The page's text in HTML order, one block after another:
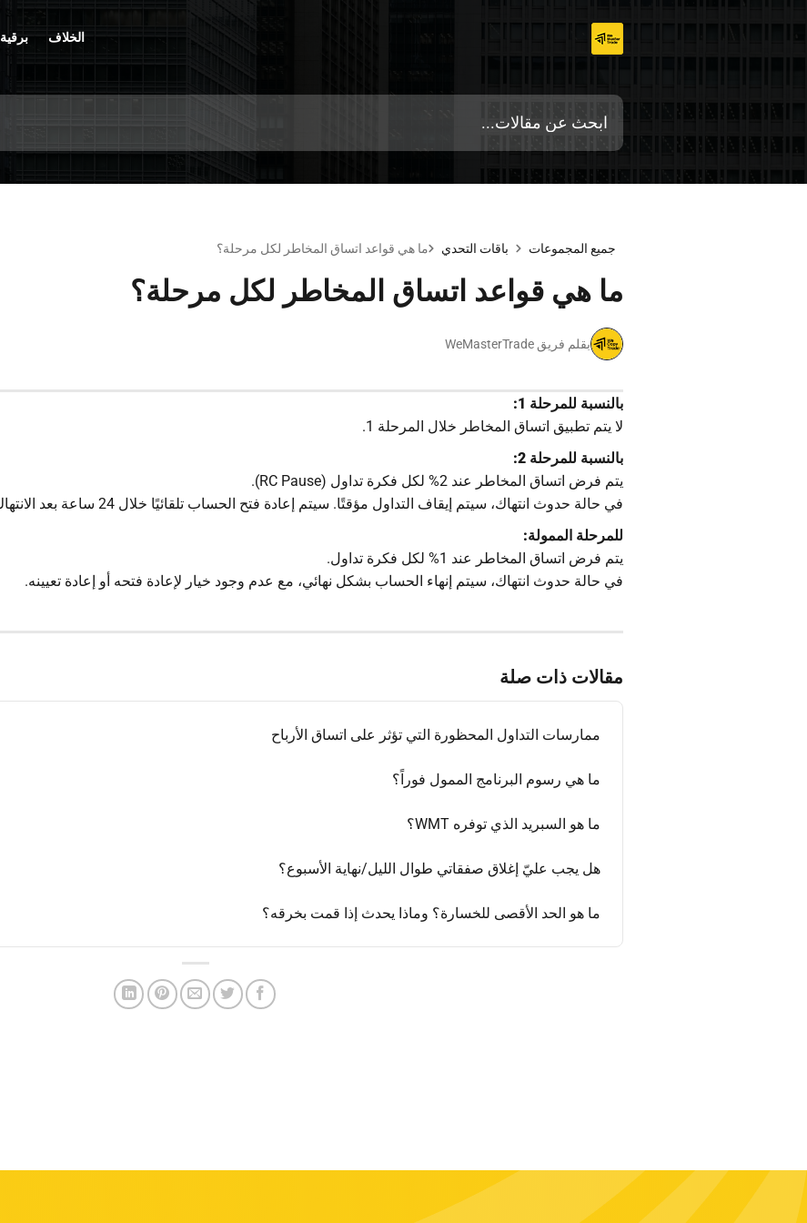
الخلاف برقية
جميع المجموعات باقات التحدي ما هي قواعد اتساق المخاطر لكل مرحلة؟
ما هي قواعد اتساق المخاطر لكل مرحلة؟
بقلم فريق WeMasterTrade
بالنسبة للمرحلة 1:
لا يتم تطبيق اتساق المخاطر خلال المرحلة 1.
بالنسبة للمرحلة 2:
يتم فرض اتساق المخاطر عند 2% لكل فكرة تداول (RC Pause).
في حالة حدوث انتهاك، سيتم إيقاف التداول مؤقتًا. سيتم إعادة فتح الحساب تلقائيًا خلال 24 ساعة بعد الانتهاك.
للمرحلة الممولة:
يتم فرض اتساق المخاطر عند 1% لكل فكرة تداول.
في حالة حدوث انتهاك، سيتم إنهاء الحساب بشكل نهائي، مع عدم وجود خيار لإعادة فتحه أو إعادة تعيينه.
مقالات ذات صلة
ممارسات التداول المحظورة التي تؤثر على اتساق الأرباح
ما هي رسوم البرنامج الممول فوراً؟
ما هو السبريد الذي توفره WMT؟
هل يجب عليّ إغلاق صفقاتي طوال الليل/نهاية الأسبوع؟
ما هو الحد الأقصى للخسارة؟ وماذا يحدث إذا قمت بخرقه؟